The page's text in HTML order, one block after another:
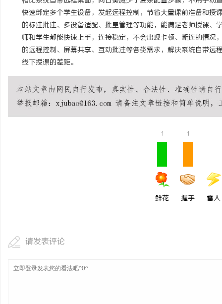
快速绑定多个学生设备，发起远程控制，节省大量课前准备和授
的标注批注、多设备适配、批量管理等功能，能满足老师授课
师和学生都能快速上手，连接稳定，不会出现卡顿、断连的情
的远程控制、屏幕共享、互动批注等各类需求，解决系统自带
线下授课的差距。
1
鲜花
1
握手 雷人
请发表评论